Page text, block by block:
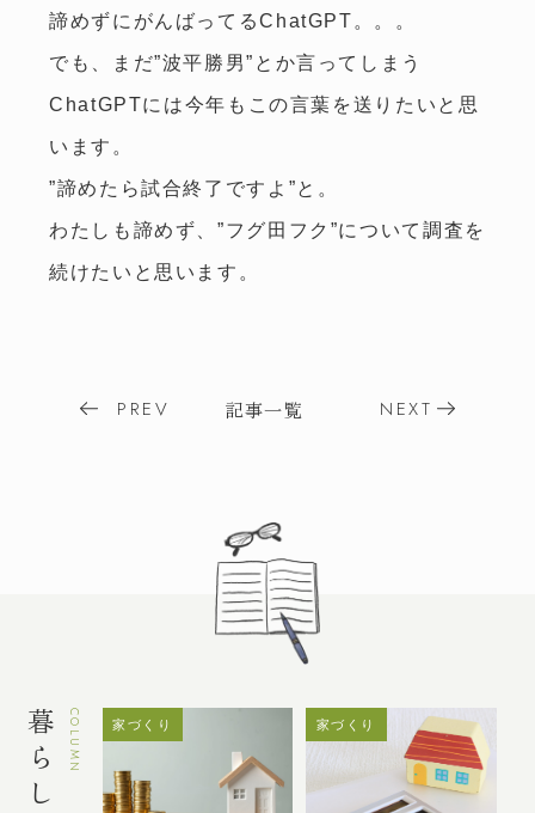
諦めずにがんばってるChatGPT。。。
でも、まだ”波平勝男”とか言ってしまう
ChatGPTには今年もこの言葉を送りたいと思
います。
”諦めたら試合終了ですよ”と。
わたしも諦めず、”フグ田フク”について調査を
続けたいと思います。
記事一覧
Post
navigationPREV NEXT
COLUMN 家づくり 家づくり